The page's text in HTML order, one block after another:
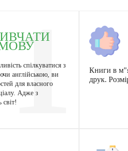
1
спілкуватися з
англійською, ви
для власного
Адже з
світ!
Книги в
друк.